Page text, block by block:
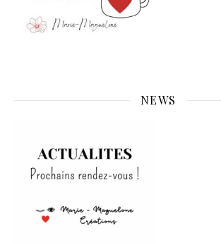
NEWS